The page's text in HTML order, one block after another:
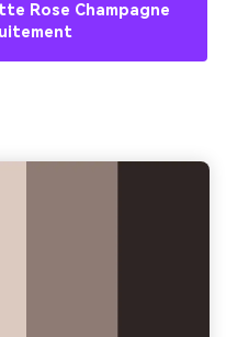
Rose Champagne